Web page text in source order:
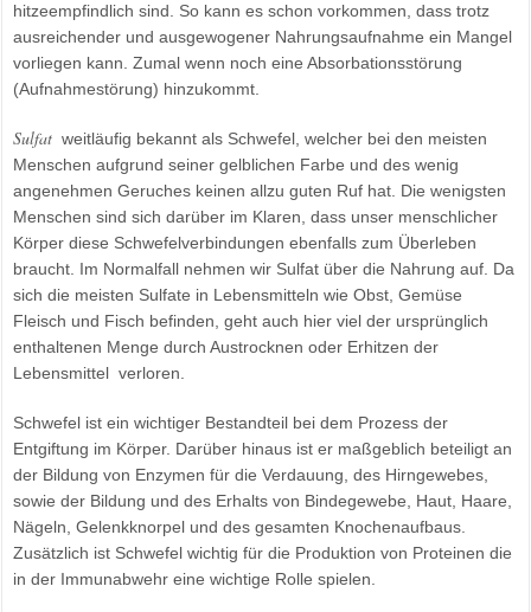
hitzeempfindlich sind. So kann es schon vorkommen, dass trotz
ausreichender und ausgewogener Nahrungsaufnahme ein Mangel
vorliegen kann. Zumal wenn noch eine Absorbationsstörung
(Aufnahmestörung) hinzukommt.
Sulfat weitläufig bekannt als Schwefel, welcher bei den meisten
Menschen aufgrund seiner gelblichen Farbe und des wenig
angenehmen Geruches keinen allzu guten Ruf hat. Die wenigsten
Menschen sind sich darüber im Klaren, dass unser menschlicher
Körper diese Schwefelverbindungen ebenfalls zum Überleben
braucht. Im Normalfall nehmen wir Sulfat über die Nahrung auf. Da
sich die meisten Sulfate in Lebensmitteln wie Obst, Gemüse
Fleisch und Fisch befinden, geht auch hier viel der ursprünglich
enthaltenen Menge durch Austrocknen oder Erhitzen der
Lebensmittel verloren.
Schwefel ist ein wichtiger Bestandteil bei dem Prozess der
Entgiftung im Körper. Darüber hinaus ist er maßgeblich beteiligt an
der Bildung von Enzymen für die Verdauung, des Hirngewebes,
sowie der Bildung und des Erhalts von Bindegewebe, Haut, Haare,
Nägeln, Gelenkknorpel und des gesamten Knochenaufbaus.
Zusätzlich ist Schwefel wichtig für die Produktion von Proteinen die
in der Immunabwehr eine wichtige Rolle spielen.